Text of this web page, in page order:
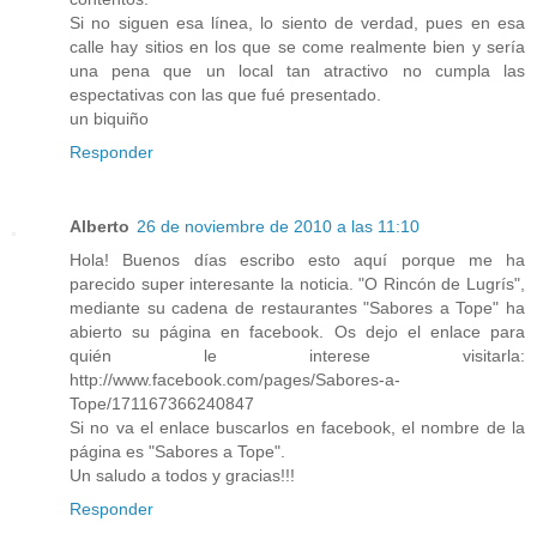
Si no siguen esa línea, lo siento de verdad, pues en esa
calle hay sitios en los que se come realmente bien y sería
una pena que un local tan atractivo no cumpla las
espectativas con las que fué presentado.
un biquiño
Responder
Alberto 26 de noviembre de 2010 a las 11:10
Hola! Buenos días escribo esto aquí porque me ha
parecido super interesante la noticia. "O Rincón de Lugrís",
mediante su cadena de restaurantes "Sabores a Tope" ha
abierto su página en facebook. Os dejo el enlace para
quién le interese visitarla:
http://www.facebook.com/pages/Sabores-a-
Tope/171167366240847
Si no va el enlace buscarlos en facebook, el nombre de la
página es "Sabores a Tope".
Un saludo a todos y gracias!!!
Responder